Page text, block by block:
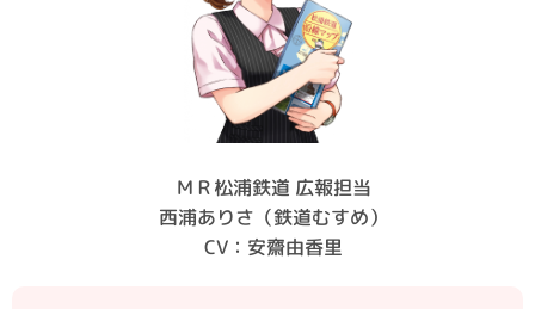
ＭＲ松浦鉄道 広報担当
西浦ありさ（鉄道むすめ）
CV：安齋由香里